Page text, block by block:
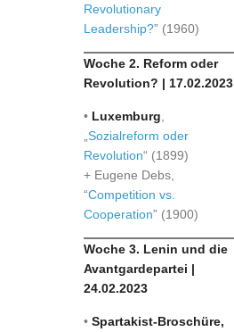
Revolutionary
Leadership?” (1960)
Woche 2. Reform oder
Revolution? | 17.02.2023
• Luxemburg
Sozialreform oder
Revolution“ (1899)
+ Eugene Debs,
“Competition vs.
Cooperation” (1900)
Woche 3. Lenin und die
Avantgardepartei |
24.02.2023
• Spartakist-Broschüre,